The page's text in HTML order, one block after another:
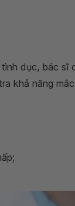
dục, bác sĩ
khả năng